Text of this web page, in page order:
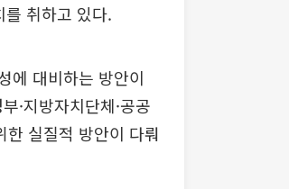
취하고 있다.
에 대비하는 방안이
·지방자치단체·공공
실질적 방안이 다뤄